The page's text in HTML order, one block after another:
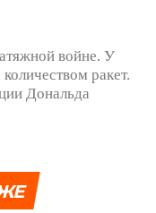
войне. У
ракет.
Дональда